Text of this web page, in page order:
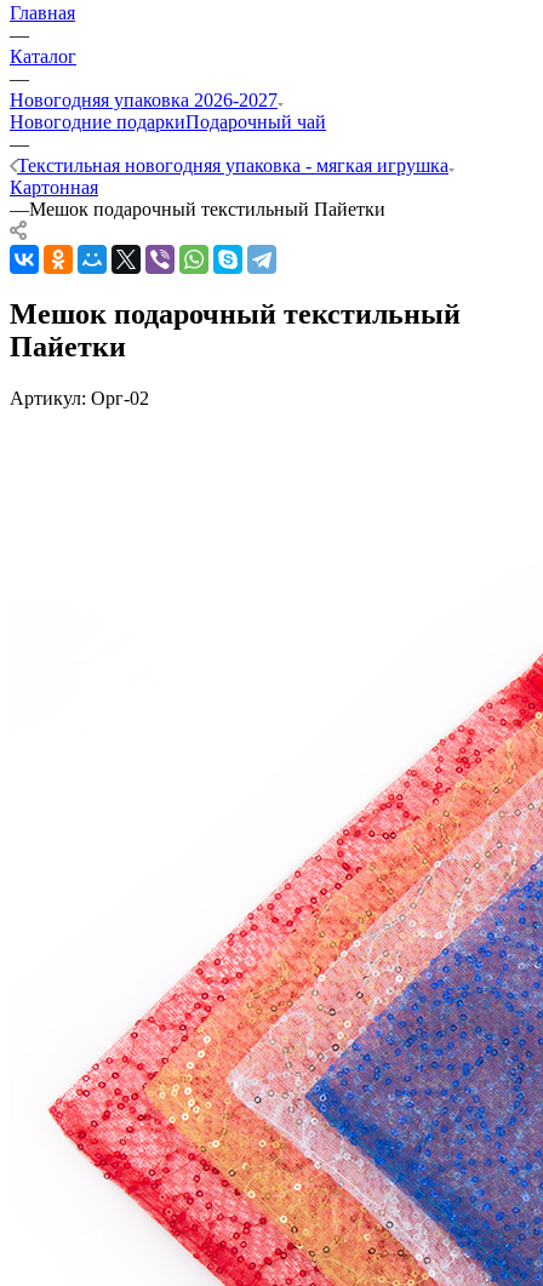
Главная
—
Каталог
—
Новогодняя упаковка 2026-2027
Новогодние подаркиПодарочный чай
—
Текстильная новогодняя упаковка - мягкая игрушка
Картонная
—Мешок подарочный текстильный Пайетки
Мешок подарочный текстильный
Пайетки
Артикул: Орг-02